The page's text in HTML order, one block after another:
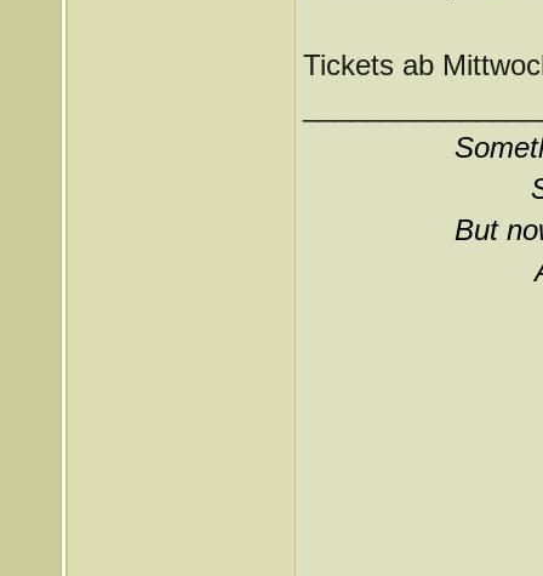
Tickets ab
But